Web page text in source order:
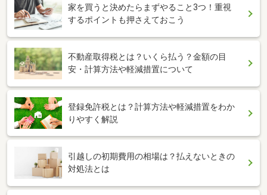
家を買うと決めたらまずやること3つ！重視
するポイントも押さえておこう
不動産取得税とは？いくら払う？金額の目
安・計算方法や軽減措置について
登録免許税とは？計算方法や軽減措置をわか
りやすく解説
引越しの初期費用の相場は？払えないときの
対処法とは